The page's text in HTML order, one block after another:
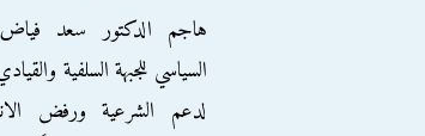
هاجم الدكتور سعد
السياسي للجبهة السلفية
لدعم الشرعية ورفض